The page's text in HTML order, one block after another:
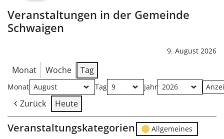
Veranstaltungen in der Gemeinde
Schwaigen
9. August 2026
Monat Woche Tag
Monat Tag Jahr
Zurück Heute
Veranstaltungskategorien
Allgemeines